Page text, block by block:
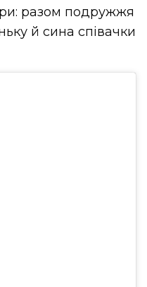
разом подружжя
й сина співачки